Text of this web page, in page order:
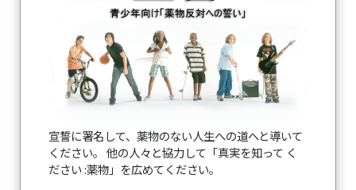
宣誓に署名して、薬物のない人生への道へと導いて
ください。 他の人々と協力して「真実を知って く
ださい :薬物」を広めてください。